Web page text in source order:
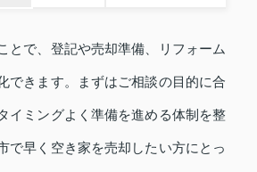
とで、登記や売却準備、リフォーム
できます。まずはご相談の目的に合
イミングよく準備を進める体制を整
で早く空き家を売却したい方にとっ